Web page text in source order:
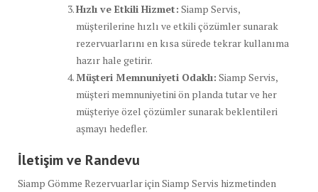
Hızlı ve Etkili Hizmet: Siamp Servis,
müşterilerine hızlı ve etkili çözümler sunarak
rezervuarlarını en kısa sürede tekrar kullanıma
hazır hale getirir.
Müşteri Memnuniyeti Odaklı: Siamp Servis,
müşteri memnuniyetini ön planda tutar ve her
müşteriye özel çözümler sunarak beklentileri
aşmayı hedefler.
İletişim ve Randevu
Siamp Gömme Rezervuarlar için Siamp Servis hizmetinden